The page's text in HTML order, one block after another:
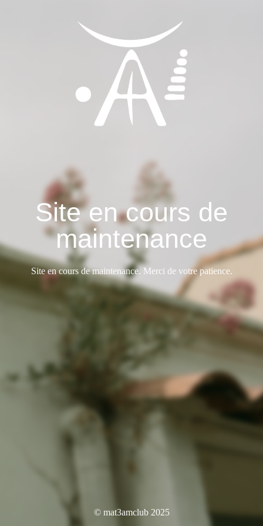
Site en cours de
maintenance
Site en cours de maintenance. Merci de votre patience.
© mat3amclub 2025